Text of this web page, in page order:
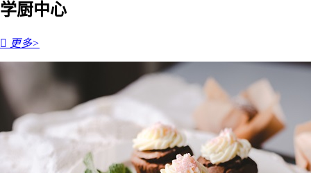
学厨中心
 更多>